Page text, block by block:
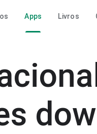
Apps Livros